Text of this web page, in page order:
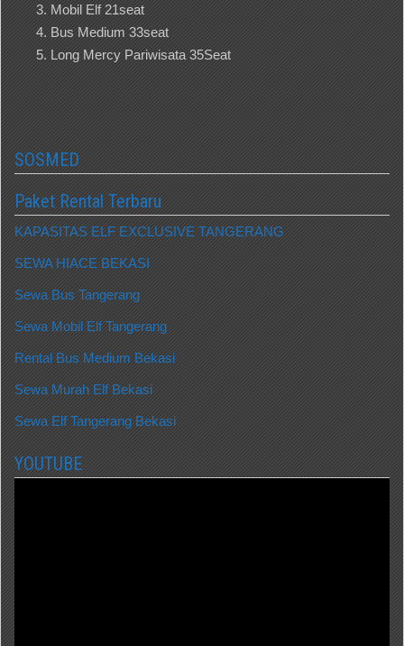
Mobil Elf 21seat
Bus Medium 33seat
Long Mercy Pariwisata 35Seat
SOSMED
Paket Rental Terbaru
KAPASITAS ELF EXCLUSIVE TANGERANG
SEWA HIACE BEKASI
Sewa Bus Tangerang
Sewa Mobil Elf Tangerang
Rental Bus Medium Bekasi
Sewa Murah Elf Bekasi
Sewa Elf Tangerang Bekasi
YOUTUBE